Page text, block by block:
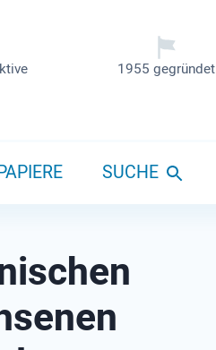
1955 gegründet
SUCHE